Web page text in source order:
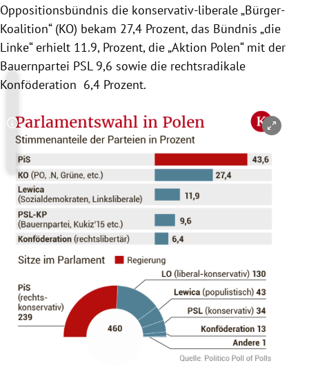
Oppositionsbündnis die konservativ-liberale „Bürger-
Koalition“ (KO) bekam 27,4 Prozent, das Bündnis „die
Linke“ erhielt 11.9, Prozent, die „Aktion Polen“ mit der
Bauernpartei PSL 9,6 sowie die rechtsradikale
Konföderation 6,4 Prozent.
Copyright-Hinweis öffnen/schließen